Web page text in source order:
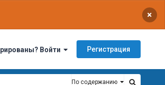
×
Войти Регистрация
По содержанию